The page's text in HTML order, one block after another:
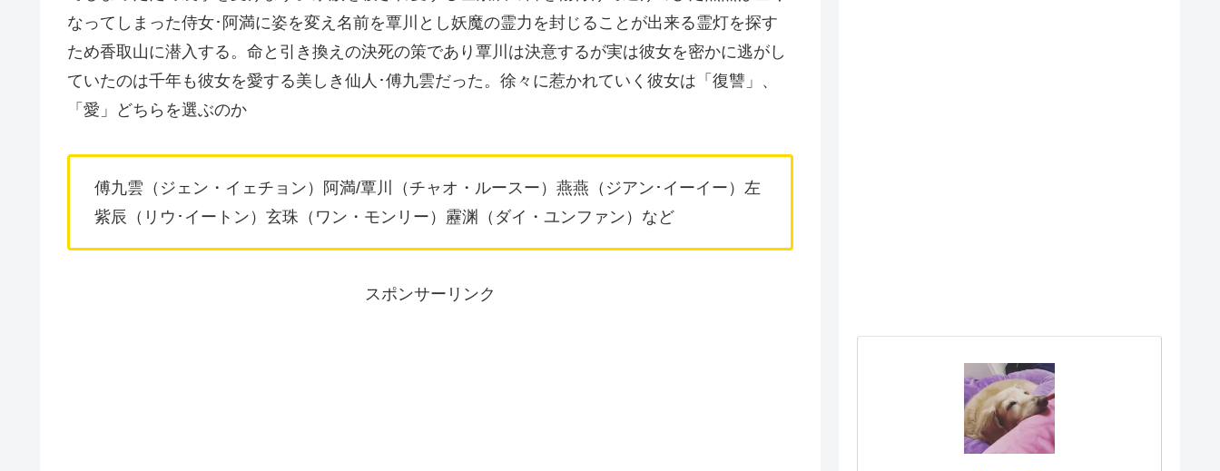
なってしまった侍女･阿満に姿を変え名前を覃川とし妖魔の霊力を封じることが出来る霊灯を探す
ため香取山に潜入する。命と引き換えの決死の策であり覃川は決意するが実は彼女を密かに逃がし
ていたのは千年も彼女を愛する美しき仙人･傅九雲だった。徐々に惹かれていく彼女は「復讐」、
「愛」どちらを選ぶのか
傅九雲（ジェン・イェチョン）阿満/覃川（チャオ・ルースー）燕燕（ジアン･イーイー）左
紫辰（リウ･イートン）玄珠（ワン・モンリー）靂渊（ダイ・ユンファン）など
スポンサーリンク